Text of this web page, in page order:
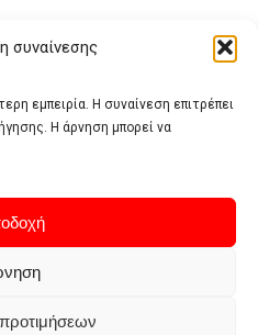
συναίνεσης
εμπειρία. Η συναίνεση επιτρέπει
Η άρνηση μπορεί να
ανέχειας, είναι το αντίθετο της
policy Cookie policy